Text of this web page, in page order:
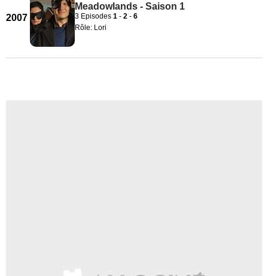
2007
Meadowlands - Saison 1
3 Episodes 1 - 2 - 6
Rôle: Lori